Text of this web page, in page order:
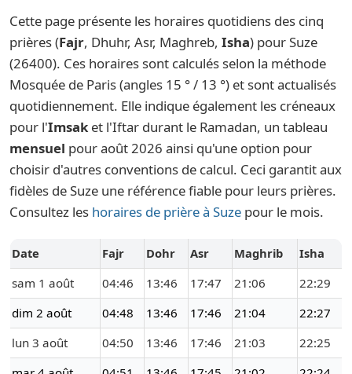
Cette page présente les horaires quotidiens des cinq
prières (Fajr, Dhuhr, Asr, Maghreb, Isha) pour Suze
(26400). Ces horaires sont calculés selon la méthode
Mosquée de Paris (angles 15 ° / 13 °) et sont actualisés
quotidiennement. Elle indique également les créneaux
pour l'Imsak et l'Iftar durant le Ramadan, un tableau
mensuel pour août 2026 ainsi qu'une option pour
choisir d'autres conventions de calcul. Ceci garantit aux
fidèles de Suze une référence fiable pour leurs prières.
Consultez les horaires de prière à Suze pour le mois.
Date Fajr Dohr Asr Maghrib
Isha
sam 1 août
04:46 13:46 17:47 21:06
22:29
dim 2 août
04:48 13:46 17:46 21:04
22:27
lun 3 août
04:50 13:46 17:46 21:03
22:25